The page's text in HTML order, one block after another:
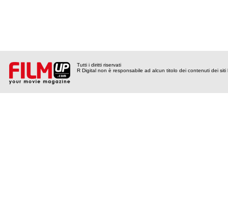
Tutti i diritti riservati
R Digital non è responsabile ad alcun titolo dei contenuti dei siti